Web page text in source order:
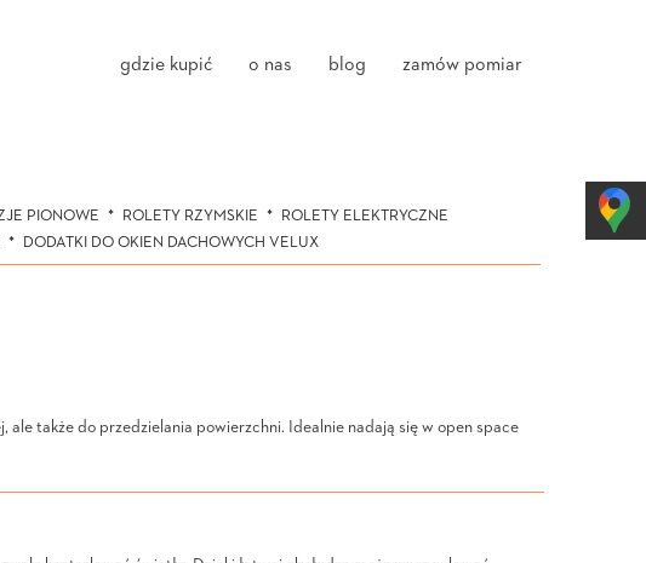
gdzie kupić o nas blog zamów pomiar
PIONOWE ROLETY RZYMSKIE
ROLETY ELEKTRYCZNE
DODATKI DO OKIEN DACHOWYCH VELUX
ale także do przedzielania powierzchni. Idealnie nadają się w open space